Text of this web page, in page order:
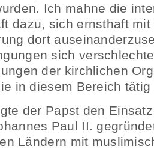
Ich mahne die
dazu, sich ernsthaft
dort
sich
der kirchlichen
in diesem Bereich tätig
der Papst den
Paul II.
Ländern mit